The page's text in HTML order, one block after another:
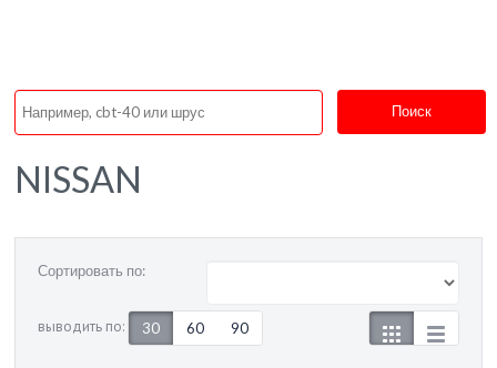
Поиск
NISSAN
Сортировать по:
выводить по: 30 60 90